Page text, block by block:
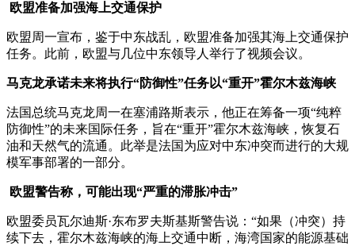
欧盟准备加强海上交通保护
欧盟周一宣布，鉴于中东战乱，欧盟准备加强其海上交通保护
任务。此前，欧盟与几位中东领导人举行了视频会议。
马克龙承诺未来将执行“防御性”任务以“重开”霍尔木兹海峡
法国总统马克龙周一在塞浦路斯表示，他正在筹备一项“纯粹
防御性”的未来国际任务，旨在“重开”霍尔木兹海峡，恢复石
油和天然气的流通。此举是法国为应对中东冲突而进行的大规
模军事部署的一部分。
欧盟警告称，可能出现“严重的滞胀冲击”
欧盟委员瓦尔迪斯·东布罗夫斯基斯警告说：“如果（冲突）持
续下去，霍尔木兹海峡的海上交通中断，海湾国家的能源基础